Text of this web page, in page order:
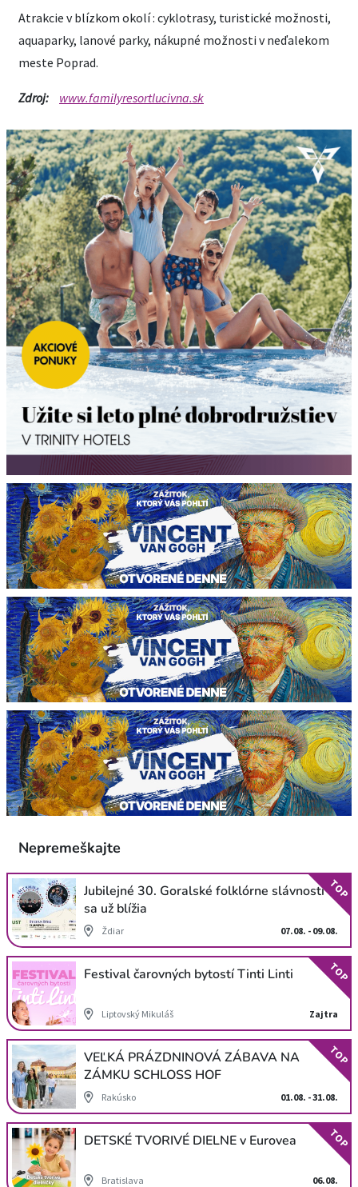
Atrakcie v blízkom okolí : cyklotrasy, turistické možnosti,
aquaparky, lanové parky, nákupné možnosti v neďalekom
meste Poprad.
Zdroj: www.familyresortlucivna.sk
Nepremeškajte
Jubilejné 30. Goralské folklórne slávnosti
sa už blížia
Ždiar 07.08. - 09.08.
TOP
Festival čarovných bytostí Tinti Linti
Liptovský Mikuláš Zajtra
TOP
VEĽKÁ PRÁZDNINOVÁ ZÁBAVA NA
ZÁMKU SCHLOSS HOF
Rakúsko 01.08. - 31.08.
TOP
DETSKÉ TVORIVÉ DIELNE v Eurovea
Bratislava 06.08.
TOP